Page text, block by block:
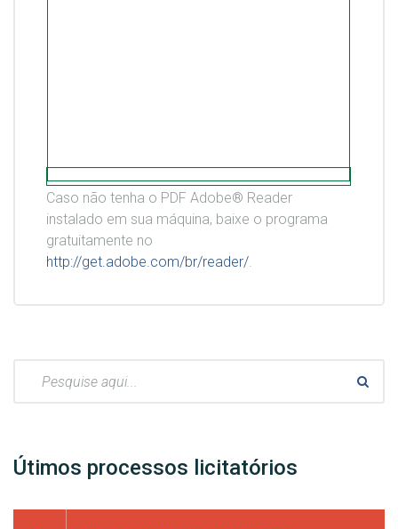
Caso não tenha o PDF Adobe® Reader
instalado em sua máquina, baixe o programa
gratuitamente no
http://get.adobe.com/br/reader/.
Útimos processos licitatórios